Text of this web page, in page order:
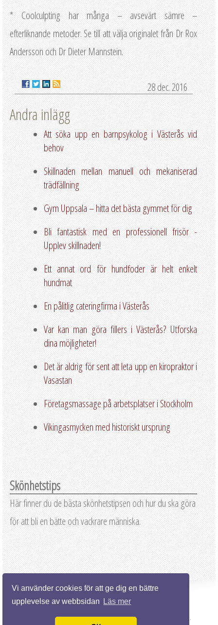
Vi använder cookies för att ge dig en bättre
upplevelse av webbsidan
Läs mer
* Coolculpting har många – avsevärt sämre –
efterliknande metoder. Se till att välja originalet från Dr Rox
Andersson och Dr Dieter Mannstein.
28 dec. 2016
Andra inlägg
Att söka upp en barnpsykolog i Västerås vid
behov
Skillnaden mellan manuell och mekaniserad
trädfällning
Gym Uppsala – hitta det bästa gymmet för dig
Bli fantastisk med en professionell frisör -
Upplev skillnaden!
Ett annat ord för hundfoder är helt enkelt
hundmat
En pålitlig cateringfirma i Västerås
Var kan man göra fillers i Västerås? Utforska
dina möjligheter!
Det är aldrig för sent att leta upp en kiropraktor i
Vasastan
Företagsmassage på arbetsplatser i Stockholm
Vikingasmycken med historiskt ursprung
Skönhetstips
Här finner du de bästa skönhetstipsen och hur du ska göra
för att bli en bätte och vackrare människa.
© 2026 Skönhetstips.nu. Alla rättigheter förbehållna.